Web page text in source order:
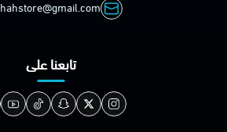
تابعنا على